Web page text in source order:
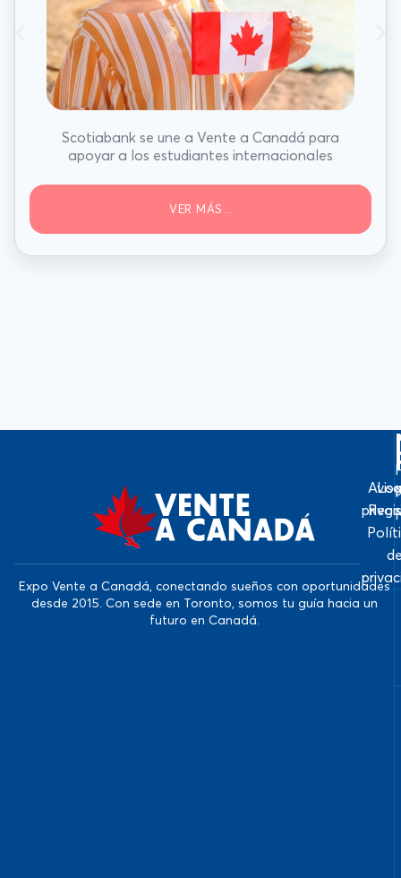
Scotiabank se une a Vente a Canadá para
apoyar a los estudiantes internacionales
VER MÁS...
Expo Vente a Canadá, conectando sueños con oportunidades
desde 2015. Con sede en Toronto, somos tu guía hacia un
futuro en Canadá.